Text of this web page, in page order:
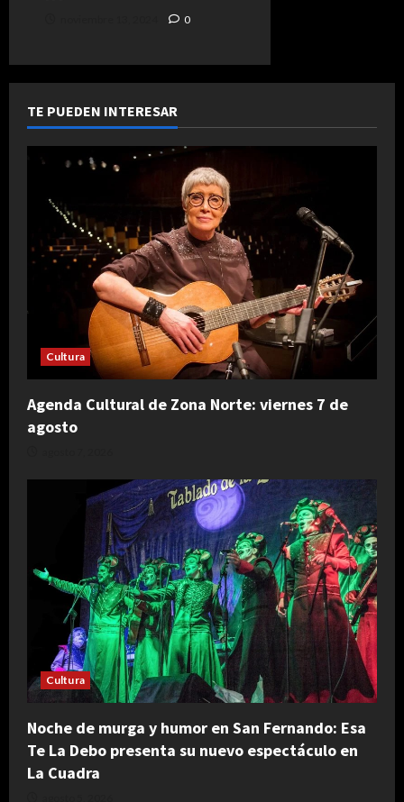
0
TE PUEDEN INTERESAR
Cultura
Agenda Cultural de Zona Norte: viernes 7 de
agosto
Cultura
Noche de murga y humor en San Fernando: Esa
Te La Debo presenta su nuevo espectáculo en
La Cuadra